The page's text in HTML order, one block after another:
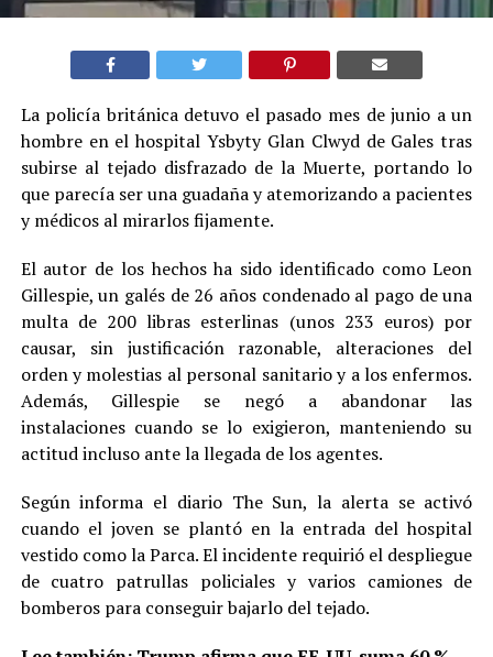
La policía británica detuvo el pasado mes de junio a un
hombre en el hospital Ysbyty Glan Clwyd de Gales tras
subirse al tejado disfrazado de la Muerte, portando lo
que parecía ser una guadaña y atemorizando a pacientes
y médicos al mirarlos fijamente.
El autor de los hechos ha sido identificado como Leon
Gillespie, un galés de 26 años condenado al pago de una
multa de 200 libras esterlinas (unos 233 euros) por
causar, sin justificación razonable, alteraciones del
orden y molestias al personal sanitario y a los enfermos.
Además, Gillespie se negó a abandonar las
instalaciones cuando se lo exigieron, manteniendo su
actitud incluso ante la llegada de los agentes.
Según informa el diario The Sun, la alerta se activó
cuando el joven se plantó en la entrada del hospital
vestido como la Parca. El incidente requirió el despliegue
de cuatro patrullas policiales y varios camiones de
bomberos para conseguir bajarlo del tejado.